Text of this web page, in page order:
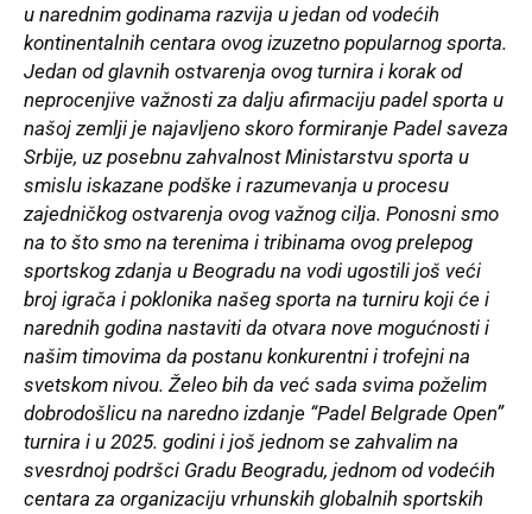
u narednim godinama razvija u jedan od vodećih
kontinentalnih centara ovog izuzetno popularnog sporta.
Jedan od glavnih ostvarenja ovog turnira i korak od
neprocenjive važnosti za dalju afirmaciju padel sporta u
našoj zemlji je najavljeno skoro formiranje Padel saveza
Srbije, uz posebnu zahvalnost Ministarstvu sporta u
smislu iskazane podške i razumevanja u procesu
zajedničkog ostvarenja ovog važnog cilja. Ponosni smo
na to što smo na terenima i tribinama ovog prelepog
sportskog zdanja u Beogradu na vodi ugostili još veći
broj igrača i poklonika našeg sporta na turniru koji će i
narednih godina nastaviti da otvara nove mogućnosti i
našim timovima da postanu konkurentni i trofejni na
svetskom nivou. Želeo bih da već sada svima poželim
dobrodošlicu na naredno izdanje “Padel Belgrade Open”
turnira i u 2025. godini i još jednom se zahvalim na
svesrdnoj podršci Gradu Beogradu, jednom od vodećih
centara za organizaciju vrhunskih globalnih sportskih